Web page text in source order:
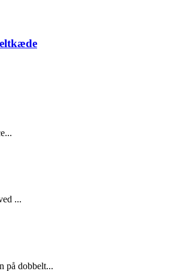
...
på dobbelt...